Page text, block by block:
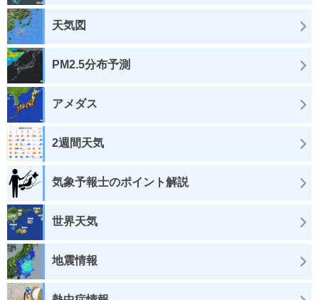
天気図
PM2.5分布予測
アメダス
2週間天気
気象予報士のポイント解説
世界天気
地震情報